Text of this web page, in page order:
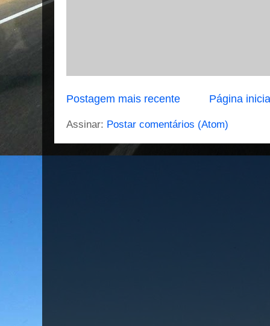
Postagem mais recente Página
Assinar: Postar comentários (Atom)